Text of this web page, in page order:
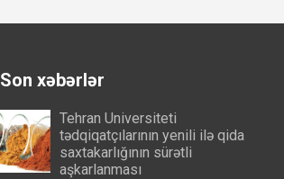
Son xəbərlər
Tehran Universiteti
tədqiqatçılarının yenili ilə qida
saxtakarlığının sürətli
aşkarlanması